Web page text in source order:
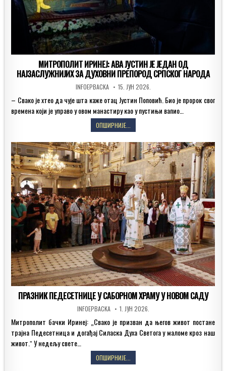
МИТРОПОЛИТ ИРИНЕЈ: АВА ЈУСТИН ЈЕ ЈЕДАН ОД
НАЈЗАСЛУЖНИЈИХ ЗА ДУХОВНИ ПРЕПОРОД СРПСКОГ НАРОДА
AUTHOR:
INFOEPBACKA PUBLISHED
DATE:
15. ЈУН 2026.
– Свако је хтео да чује шта каже отац Јустин Поповић. Био је пророк свог
времена који је управо у овом манастиру као у пустињи вапио…
ОПШИРНИЈЕ...
ИРИНЕЈ:
АВА
ЈУСТИН
ЈЕ
ЈЕДАН
ОД
НАЈЗАСЛУЖНИЈИХ
ЗА
ДУХОВНИ
ПРЕПОРОД
СРПСКОГ
НАРОДА
ПРАЗНИК ПЕДЕСЕТНИЦЕ У САБОРНОМ ХРАМУ У НОВОМ САДУ
AUTHOR:
INFOEPBACKA PUBLISHED
DATE:
1. ЈУН 2026.
Митрополит бачки Иринеј: „Свако је призван да његов живот постане
трајна Педесетница и догађај Силаска Духа Светога у маломе кроз наш
живот.ˮ У недељу свете…
ОПШИРНИЈЕ...
ПЕДЕСЕТНИЦЕ